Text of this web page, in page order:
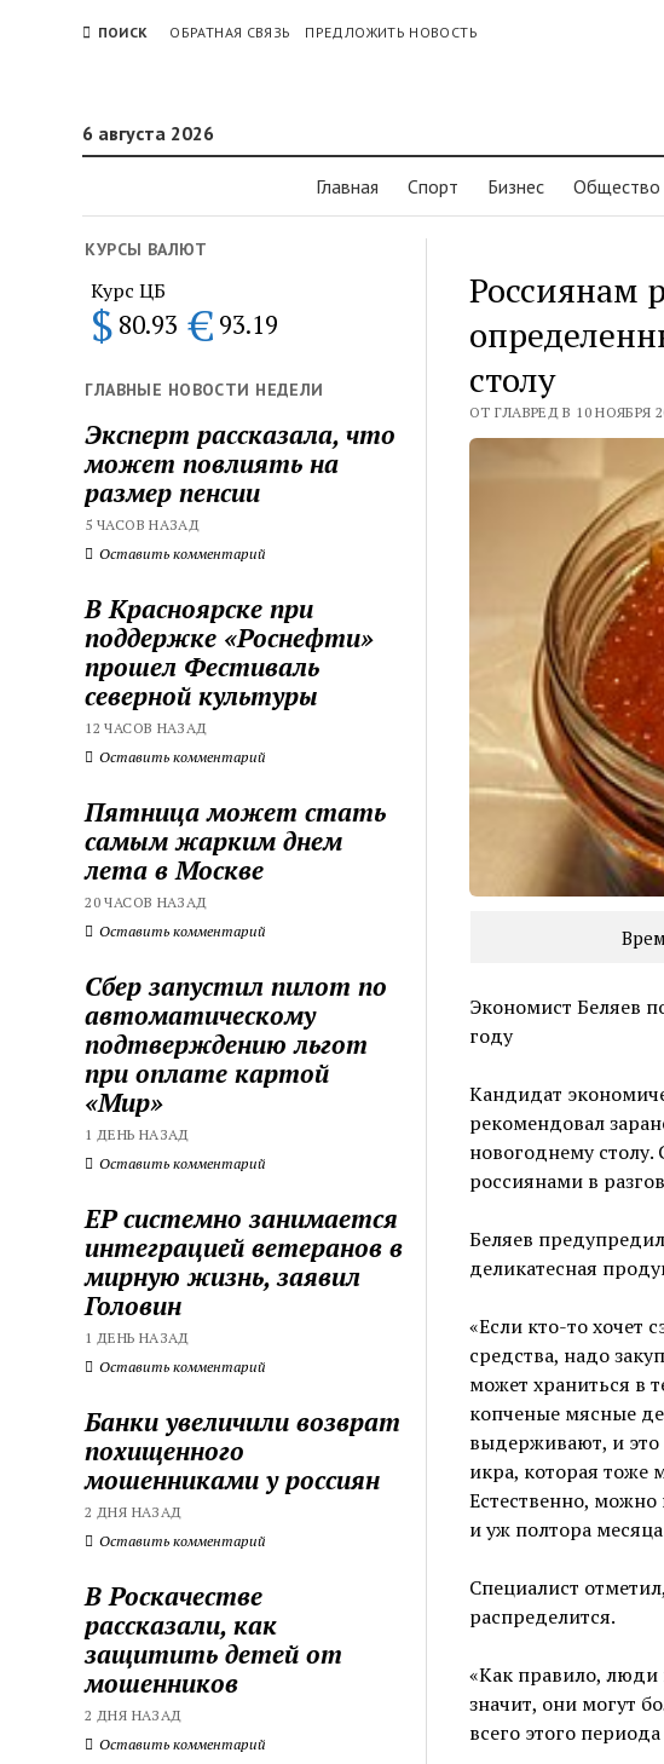
ПОИСК ОБРАТНАЯ СВЯЗЬ ПРЕДЛОЖИТЬ НОВОСТЬ
6 августа 2026
Главная Спорт Бизнес Общество
КУРСЫ ВАЛЮТ
Курс ЦБ
$ 80.93 € 93.19
ГЛАВНЫЕ НОВОСТИ НЕДЕЛИ
Эксперт рассказала, что
может повлиять на
размер пенсии
5 ЧАСОВ НАЗАД
Оставить комментарий
В Красноярске при
поддержке «Роснефти»
прошел Фестиваль
северной культуры
12 ЧАСОВ НАЗАД
Оставить комментарий
Пятница может стать
самым жарким днем
лета в Москве
20 ЧАСОВ НАЗАД
Оставить комментарий
Сбер запустил пилот по
автоматическому
подтверждению льгот
при оплате картой
«Мир»
1 ДЕНЬ НАЗАД
Оставить комментарий
ЕР системно занимается
интеграцией ветеранов в
мирную жизнь, заявил
Головин
1 ДЕНЬ НАЗАД
Оставить комментарий
Банки увеличили возврат
похищенного
мошенниками у россиян
2 ДНЯ НАЗАД
Оставить комментарий
В Роскачестве
рассказали, как
защитить детей от
мошенников
2 ДНЯ НАЗАД
Оставить комментарий
Россиянам
столу
ОТ ГЛАВРЕД В 10 НОЯБРЯ
Экономист Беляев
году
Кандидат
рекомендовал
новогоднему
россиянами в
Беляев
деликатесная
«Если кто-то хочет
средства, надо
может храниться в
копченые мясные
выдерживают, и это
икра, которая тоже
Естественно, можно
и уж полтора
Специалист
распределится.
«Как правило, люди
значит, они могут
всего этого